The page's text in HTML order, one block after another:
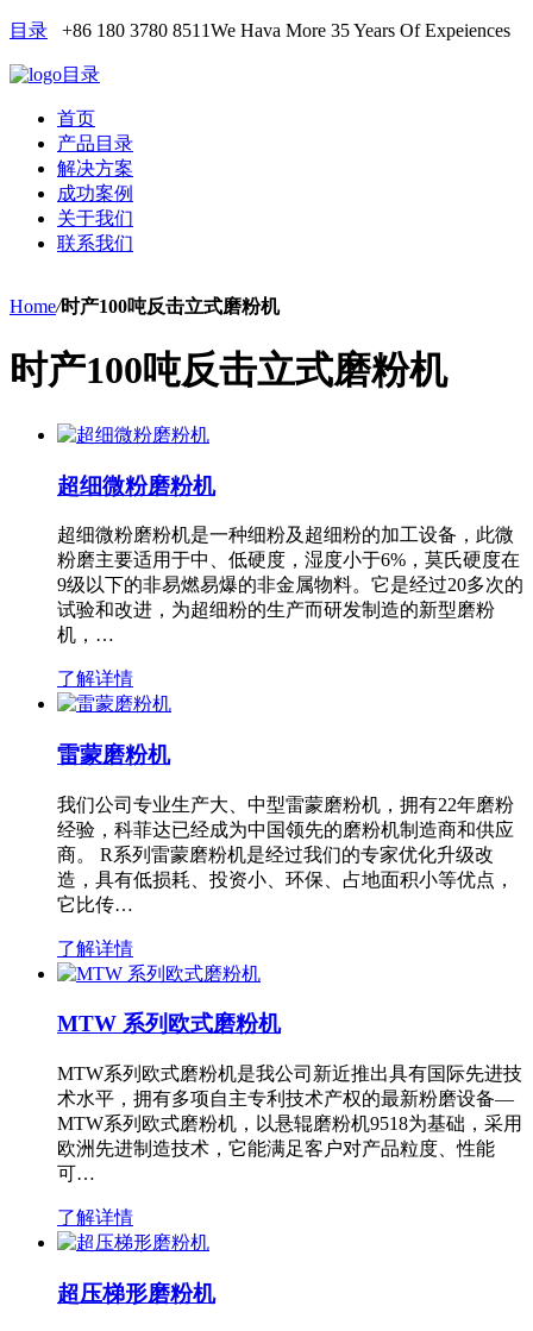
目录 +86 180 3780 8511We Hava More 35 Years Of Expeiences
目录
首页
产品目录
解决方案
成功案例
关于我们
联系我们
Home/时产100吨反击立式磨粉机
时产100吨反击立式磨粉机
超细微粉磨粉机
超细微粉磨粉机是一种细粉及超细粉的加工设备，此微
粉磨主要适用于中、低硬度，湿度小于6%，莫氏硬度在
9级以下的非易燃易爆的非金属物料。它是经过20多次的
试验和改进，为超细粉的生产而研发制造的新型磨粉
机，…
了解详情
雷蒙磨粉机
我们公司专业生产大、中型雷蒙磨粉机，拥有22年磨粉
经验，科菲达已经成为中国领先的磨粉机制造商和供应
商。 R系列雷蒙磨粉机是经过我们的专家优化升级改
造，具有低损耗、投资小、环保、占地面积小等优点，
它比传…
了解详情
MTW 系列欧式磨粉机
MTW系列欧式磨粉机是我公司新近推出具有国际先进技
术水平，拥有多项自主专利技术产权的最新粉磨设备—
MTW系列欧式磨粉机，以悬辊磨粉机9518为基础，采用
欧洲先进制造技术，它能满足客户对产品粒度、性能
可…
了解详情
超压梯形磨粉机